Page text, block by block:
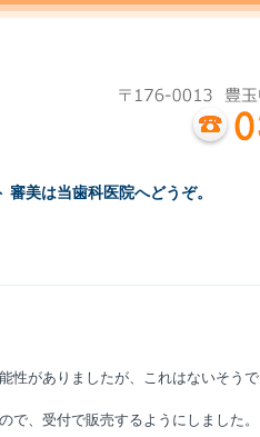
美は当歯科医院へどうぞ。
性がありましたが、これはないそうで
で、受付で販売するようにしました。